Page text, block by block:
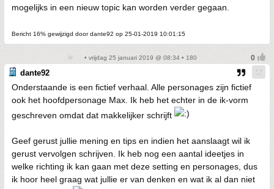
mogelijks in een nieuw topic kan worden verder gegaan.
Bericht 16% gewijzigd door dante92 op 25-01-2019 10:01:15
• vrijdag 25 januari 2019 @ 08:34 • 180
dante92
Onderstaande is een fictief verhaal. Alle personages zijn fictief
ook het hoofdpersonage Max. Ik heb het echter in de ik-vorm
geschreven omdat dat makkelijker schrijft
Geef gerust jullie mening en tips en indien het aanslaagt wil ik
gerust vervolgen schrijven. Ik heb nog een aantal ideetjes in
welke richting ik kan gaan met deze setting en personages, dus
ik hoor heel graag wat jullie er van denken en wat ik al dan niet